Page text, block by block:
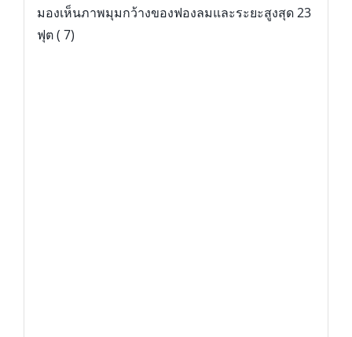
มองเห็นภาพมุมกว้างของฟองลมและระยะสูงสุด 23
ฟุต ( 7)